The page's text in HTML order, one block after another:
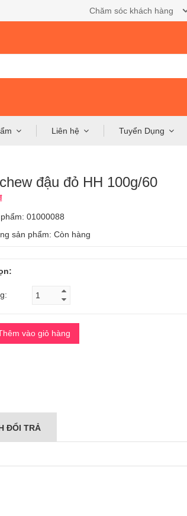
Chăm sóc khách hàng
Liên hệ Tuyển Dụng
đậu đỏ HH 100g/60
01000088
sản phẩm: Còn hàng
vào giỏ hàng
ĐỔI TRẢ